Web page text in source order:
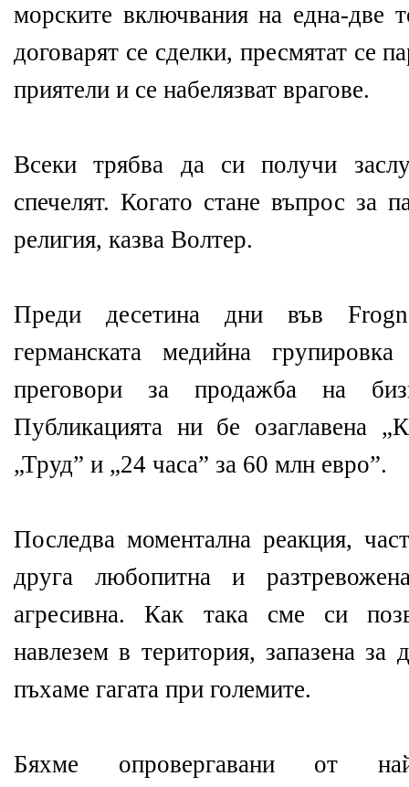
морските включвания на една-две
договарят се сделки, пресмятат се
приятели и се набелязват врагове.
Всеки трябва да си получи
спечелят. Когато стане въпрос за
религия, казва Волтер.
Преди десетина дни във
германската медийна
преговори за продажба на
Публикацията ни бе озаглавена
„Труд” и „24 часа” за 60 млн евро”.
Последва моментална реакция,
друга любопитна и
агресивна. Как така сме си
навлезем в територия, запазена
пъхаме гагата при големите.
Бяхме опровергавани от